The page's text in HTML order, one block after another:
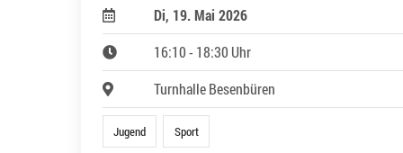
Di, 19. Mai 2026
16:10 - 18:30 Uhr
Turnhalle Besenbüren
Jugend Sport